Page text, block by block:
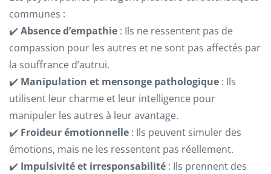
communes :
✔️ Absence d’empathie : Ils ne ressentent pas de
compassion pour les autres et ne sont pas affectés par
la souffrance d’autrui.
✔️ Manipulation et mensonge pathologique : Ils
utilisent leur charme et leur intelligence pour
manipuler les autres à leur avantage.
✔️ Froideur émotionnelle : Ils peuvent simuler des
émotions, mais ne les ressentent pas réellement.
✔️ Impulsivité et irresponsabilité : Ils prennent des